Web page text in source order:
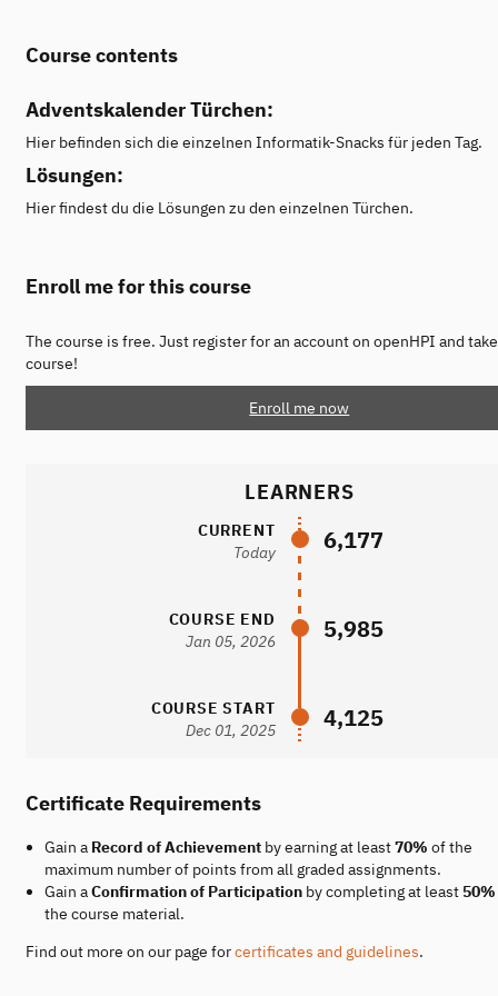
Course contents
Adventskalender Türchen:
Hier befinden sich die einzelnen Informatik-Snacks für jeden Tag.
Lösungen:
Hier findest du die Lösungen zu den einzelnen Türchen.
Enroll me for this course
The course is free. Just register for an account on openHPI and
course!
Enroll me now
LEARNERS
CURRENT
Today
6,177
COURSE END
Jan 05, 2026
5,985
COURSE START
Dec 01, 2025
4,125
Certificate Requirements
Gain a Record of Achievementby earning at least70% of the
maximum number of points from all graded assignments.
Gain aConfirmation of Participationby completing at least 50%
the course material.
Find out more on our page forcertificates and guidelines.